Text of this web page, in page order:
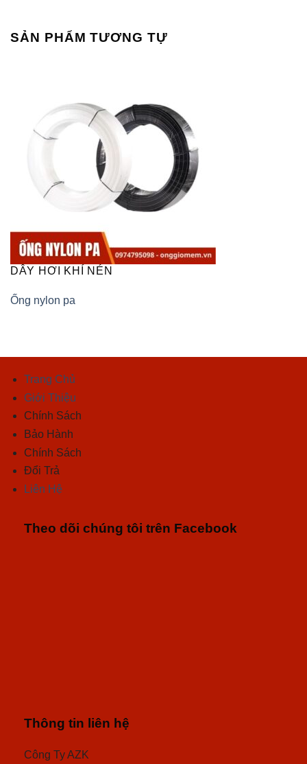
SẢN PHẨM TƯƠNG TỰ
DÂY HƠI KHÍ NÉN
Ống nylon pa
Trang Chủ
Giới Thiệu
Chính Sách
Bảo Hành
Chính Sách
Đổi Trả
Liên Hệ
Theo dõi chúng tôi trên Facebook
Thông tin liên hệ
Công Ty AZK